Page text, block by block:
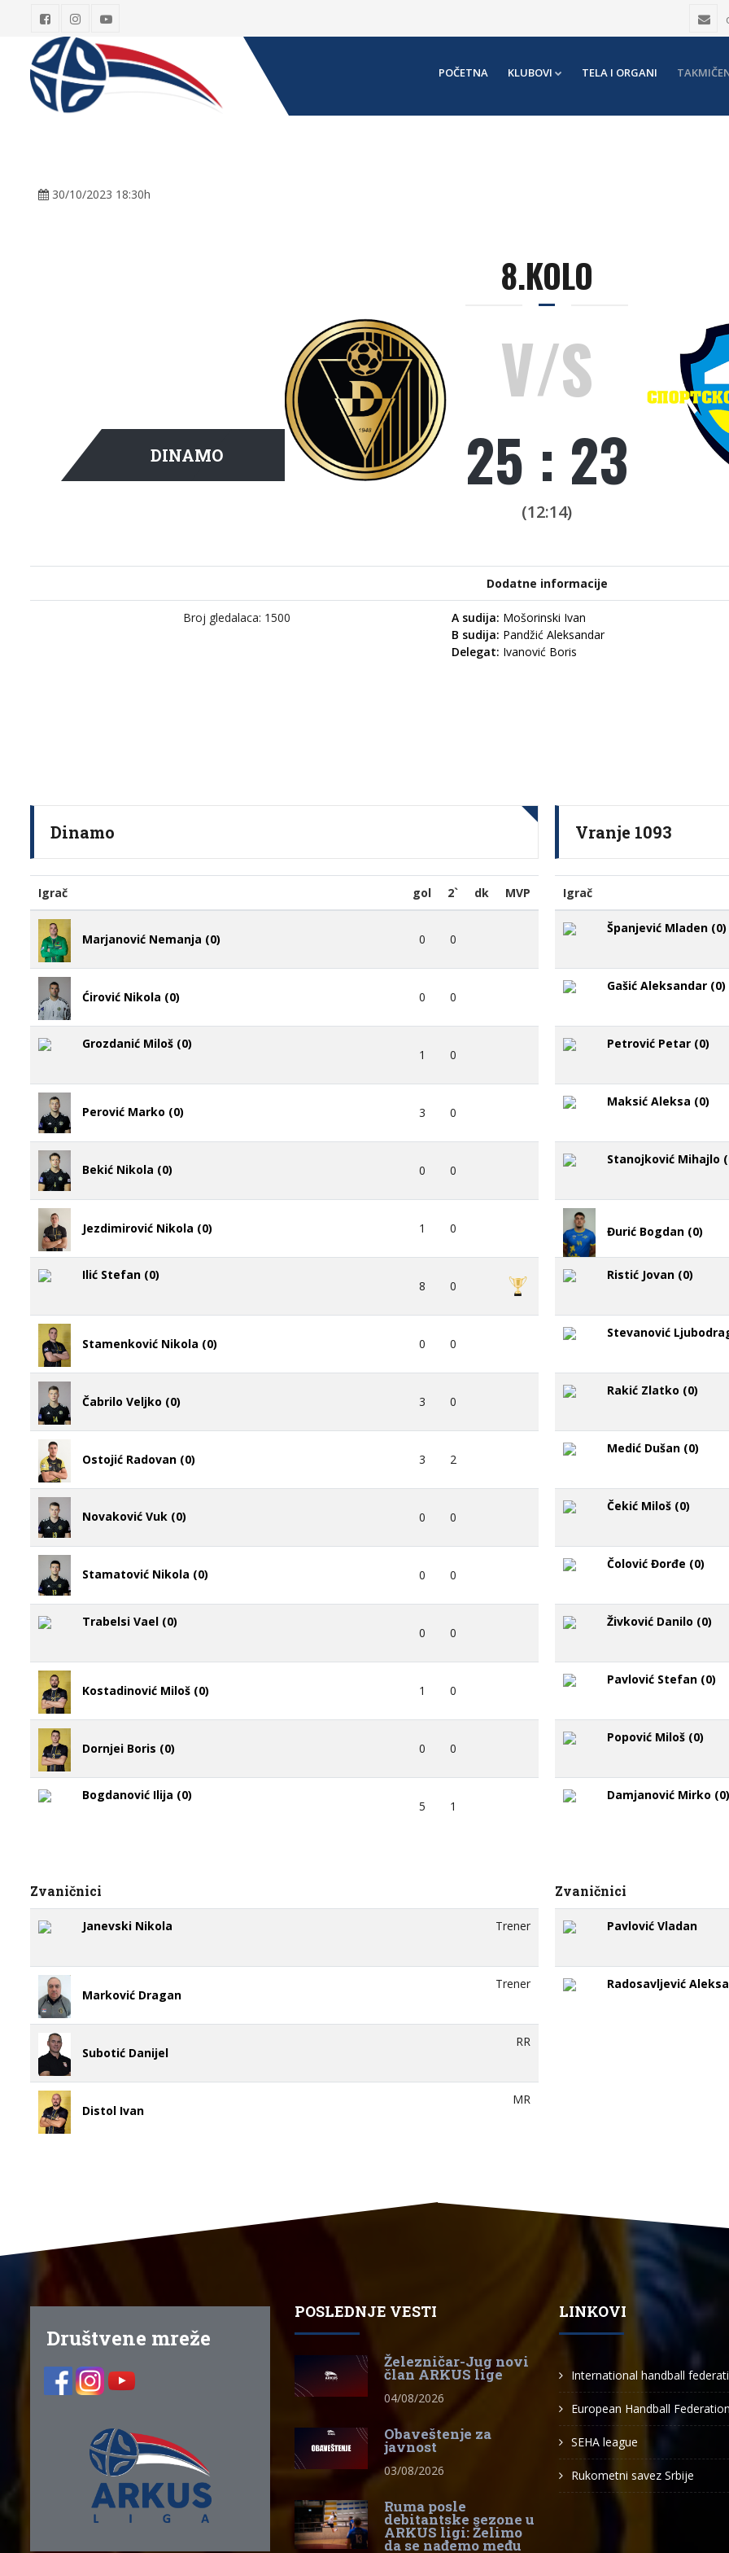
POČETNA KLUBOVI TELA I ORGANI
30/10/2023 18:30h
8.KOLO
DINAMO
V/S
25 : 23
(12:14)
Dodatne informacije
Broj gledalaca: 1500 A sudija: Mošorinski Ivan
B sudija: Pandžić Aleksandar
Delegat: Ivanović Boris
Dinamo
Igrač gol 2` dk MVP
Marjanović Nemanja (0) 0 0
Ćirović Nikola (0) 0 0
Grozdanić Miloš (0)
1 0
Perović Marko (0) 3 0
Bekić Nikola (0) 0 0
Jezdimirović Nikola (0) 1 0
Ilić Stefan (0)
8 0
Stamenković Nikola (0) 0 0
Čabrilo Veljko (0) 3 0
Ostojić Radovan (0) 3 2
Novaković Vuk (0) 0 0
Stamatović Nikola (0) 0 0
Trabelsi Vael (0)
0 0
Kostadinović Miloš (0) 1 0
Dornjei Boris (0) 0 0
Bogdanović Ilija (0)
5 1
Zvaničnici
Janevski Nikola Trener
Marković Dragan
Trener
Subotić Danijel
RR
Distol Ivan
MR
Vranje 1093
Igrač
Španjević Mladen (0)
Gašić Aleksandar (0)
Petrović Petar (0)
Maksić Aleksa (0)
Stanojković Mihajlo
Đurić Bogdan (0)
Ristić Jovan (0)
Stevanović
Rakić Zlatko (0)
Medić Dušan (0)
Čekić Miloš (0)
Čolović Đorđe (0)
Živković Danilo (0)
Pavlović Stefan (0)
Popović Miloš (0)
Damjanović Mirko (0)
Zvaničnici
Pavlović Vladan
Radosavljević
Društvene mreže
POSLEDNJE VESTI
Železničar-Jug novi
član ARKUS lige
04/08/2026
Obaveštenje za
javnost
03/08/2026
Ruma posle
debitantske sezone u
ARKUS ligi: Želimo
da se nađemo među
LINKOVI
International handball
European Handball Federation
SEHA league
Rukometni savez Srbije